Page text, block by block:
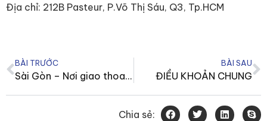
Địa chỉ: 212B Pasteur, P.Võ Thị Sáu, Q3, Tp.HCM
BÀI TRƯỚC
Sài Gòn – Nơi giao thoa Á-Âu: Lịch trình cuối tuần lý tưởng
BÀI SAU
ĐIỀU KHOẢN CHUNG
Chia sẻ: